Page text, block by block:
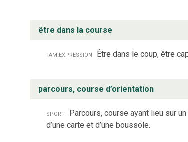
être dans la course
fam.expression Être dans le coup, être
parcours, course d’orientation
sport Parcours, course ayant lieu sur
d’une carte et d’une boussole.